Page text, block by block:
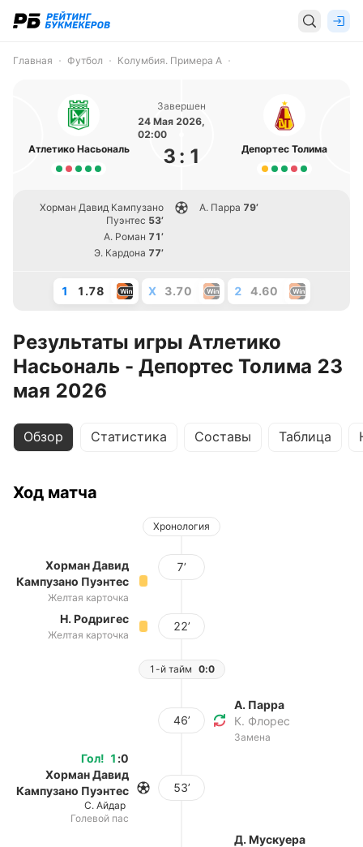
Главная Футбол Колумбия. Примера А
Атлетико Насьональ
Завершен
24 Мая 2026,
02:00
3 : 1 Депортес Толима
Хорман Давид Кампузано
Пуэнтес 53’
А. Роман 71’
Э. Кардона 77’
А. Парра 79’
1 1.78 X 3.70 2 4.60
Результаты игры Атлетико
Насьональ - Депортес Толима 23
мая 2026
Обзор Статистика Составы Таблица
Ход матча
Хронология
Хорман Давид
Кампузано Пуэнтес
Желтая карточка
7’
Н. Родригес
Желтая карточка
22’
1-й тайм 0:0
46’
А. Парра
К. Флорес
Замена
Гол! 1 :0
Хорман Давид
Кампузано Пуэнтес
С. Айдар
Голевой пас
53’
Д. Мускуера